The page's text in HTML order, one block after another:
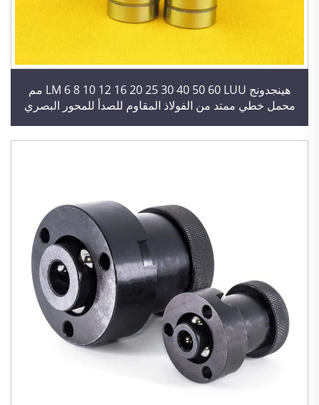
هينجدونج LM 6 8 10 12 16 20 25 30 40 50 60 LUU مم
محمل خطي ممتد من الفولاذ المقاوم للصدأ للمحور البصري